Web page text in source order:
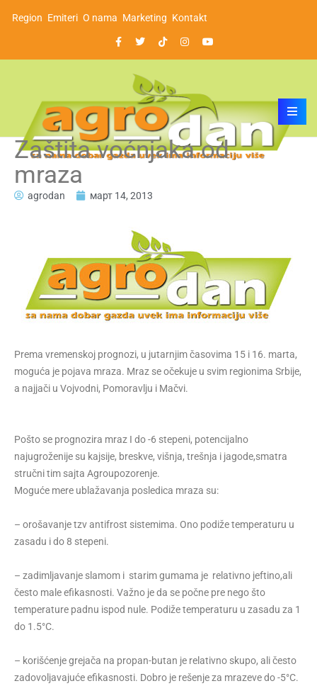
Region Emiteri O nama Marketing Kontakt
Zaštita voćnjaka od
mraza
agrodan март 14, 2013
Prema vremenskoj prognozi, u jutarnjim časovima 15 i 16. marta,
moguća je pojava mraza. Mraz se očekuje u svim regionima Srbije,
a najjači u Vojvodni, Pomoravlju i Mačvi.
Pošto se prognozira mraz I do -6 stepeni, potencijalno
najugroženije su kajsije, breskve, višnja, trešnja i jagode,smatra
stručni tim sajta Agroupozorenje.
Moguće mere ublažavanja posledica mraza su:
– orošavanje tzv antifrost sistemima. Ono podiže temperaturu u
zasadu i do 8 stepeni.
– zadimljavanje slamom i starim gumama je relativno jeftino,ali
često male efikasnosti. Važno je da se počne pre nego što
temperature padnu ispod nule. Podiže temperaturu u zasadu za 1
do 1.5°C.
– korišćenje grejača na propan-butan je relativno skupo, ali često
zadovoljavajuće efikasnosti. Dobro je rešenje za mrazeve do -5°C.